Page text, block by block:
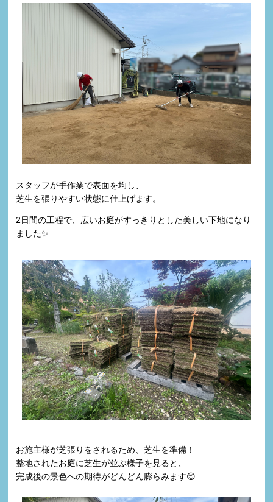
スタッフが手作業で表面を均し、
芝生を張りやすい状態に仕上げます。
2日間の工程で、広いお庭がすっきりとした美しい下地になり
ました✨
お施主様が芝張りをされるため、芝生を準備！
整地されたお庭に芝生が並ぶ様子を見ると、
完成後の景色への期待がどんどん膨らみます😊